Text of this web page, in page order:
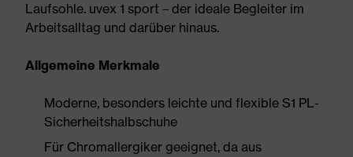
Laufsohle. uvex 1 sport – der ideale Begleiter im
Arbeitsalltag und darüber hinaus.
Allgemeine Merkmale
Moderne, besonders leichte und flexible S1 PL-
Sicherheitshalbschuhe
Für Chromallergiker geeignet, da aus